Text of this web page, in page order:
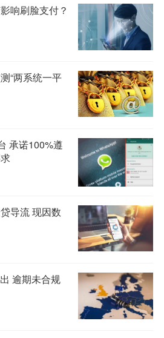
响刷脸支付？
“两系统一平
承诺100%遵
导流 现因数
逾期未合规